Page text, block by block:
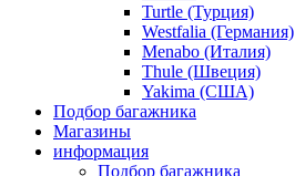
Turtle (Турция)
Westfalia (Германия)
Menabo (Италия)
Thule (Швеция)
Yakima (США)
Подбор багажника
Магазины
информация
Подбор багажника